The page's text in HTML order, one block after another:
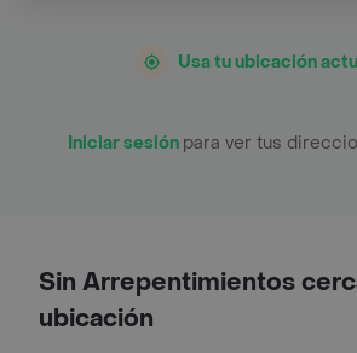
Usa tu ubicación
Iniciar sesión para ver tus
Sin Arrepentimientos
ubicación